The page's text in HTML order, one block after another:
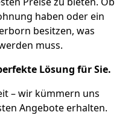
haben oder ein
besitzen, was
muss.
Lösung für Sie.
– wir kümmern uns
Angebote erhalten.